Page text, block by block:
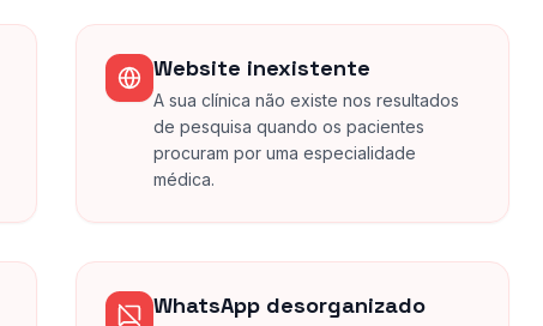
Website inexistente
A sua clínica não existe nos resultados
de pesquisa quando os pacientes
procuram por uma especialidade
médica.
WhatsApp desorganizado